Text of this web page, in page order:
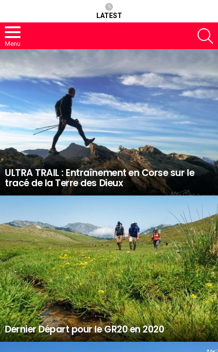
LATEST
Menu
STORIES
ULTRA TRAIL : Entraînement en Corse sur le
tracé de la Terre des Dieux
Dernier Départ pour le GR20 en 2020